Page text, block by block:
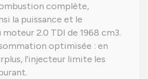
complète,
la puissance et le
2.0 TDI de 1968 cm3.
optimisée : en
l'injecteur limite les